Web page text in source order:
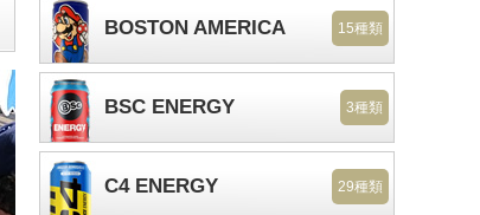
BOSTON AMERICA 15種類
BSC ENERGY 3種類
C4 ENERGY 29種類